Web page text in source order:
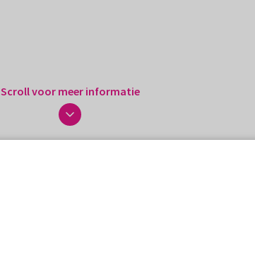
Scroll voor meer informatie